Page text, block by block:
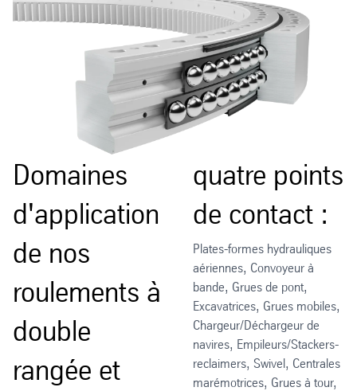
Domaines
d'application
de nos
roulements à
double
rangée et
quatre points
de contact :
Plates-formes hydrauliques
aériennes, Convoyeur à
bande, Grues de pont,
Excavatrices, Grues mobiles,
Chargeur/Déchargeur de
navires, Empileurs/Stackers-
reclaimers, Swivel, Centrales
marémotrices, Grues à tour,